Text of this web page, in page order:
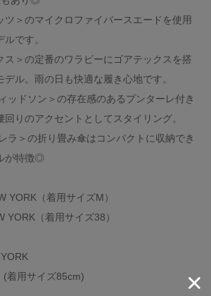
ツ＞のマイクロファイバースエードを使用
です。
ス＞の定番のワラビーにゴアテックスを搭
ル。雨の日も快適な履き心地です。
ッドソン＞の存在感のあるプンターレ付き
りのアクセントとしてスタイリング。
ラ＞の折り畳み傘はコンパクトに収納でき
が特徴◎
YORK（着用サイズM）
YORK（着用サイズ38）
(着用サイズ85cm)